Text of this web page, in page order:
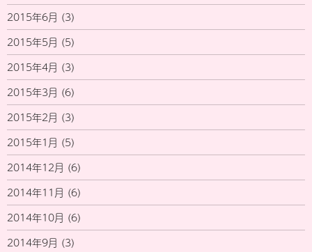
2015年6月 (3)
2015年5月 (5)
2015年4月 (3)
2015年3月 (6)
2015年2月 (3)
2015年1月 (5)
2014年12月 (6)
2014年11月 (6)
2014年10月 (6)
2014年9月 (3)